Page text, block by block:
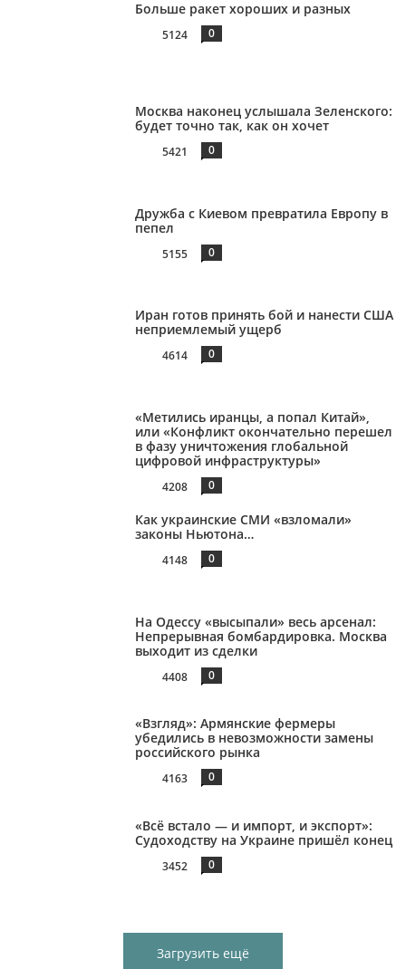
Больше ракет хороших и разных
5124 0
Москва наконец услышала Зеленского:
будет точно так, как он хочет
5421 0
Дружба с Киевом превратила Европу в
пепел
5155 0
Иран готов принять бой и нанести США
неприемлемый ущерб
4614 0
«Метились иранцы, а попал Китай»,
или «Конфликт окончательно перешел
в фазу уничтожения глобальной
цифровой инфраструктуры»
4208 0
Как украинские СМИ «взломали»
законы Ньютона…
4148 0
На Одессу «высыпали» весь арсенал:
Непрерывная бомбардировка. Москва
выходит из сделки
4408 0
«Взгляд»: Армянские фермеры
убедились в невозможности замены
российского рынка
4163 0
«Всё встало — и импорт, и экспорт»:
Судоходству на Украине пришёл конец
3452 0
Загрузить ещё